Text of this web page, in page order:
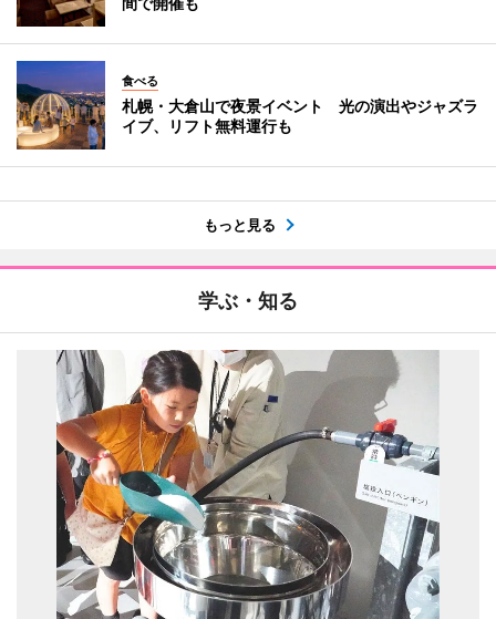
食べる
札幌・大倉山で夜景イベント 光の演出やジャズラ
イブ、リフト無料運行も
もっと見る
学ぶ・知る